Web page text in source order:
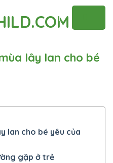
lây lan cho bé
lan cho bé yêu của
gặp ở trẻ